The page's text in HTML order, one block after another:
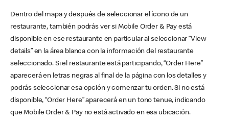
Dentro del mapa y después de seleccionar el ícono de un
restaurante, también podrás ver si Mobile Order & Pay está
disponible en ese restaurante en particular al seleccionar “View
details” en la área blanca con la información del restaurante
seleccionado. Si el restaurante está participando, “Order Here”
aparecerá en letras negras al final de la página con los detalles y
podrás seleccionar esa opción y comenzar tu orden. Si no está
disponible, “Order Here” aparecerá en un tono tenue, indicando
que Mobile Order & Pay no está activado en esa ubicación.